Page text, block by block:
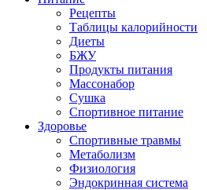
Рецепты
Таблицы калорийности
Диеты
БЖУ
Продукты питания
Массонабор
Сушка
Спортивное питание
Здоровье
Спортивные травмы
Метаболизм
Физиология
Эндокринная система